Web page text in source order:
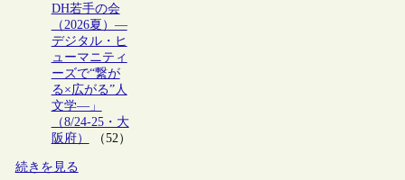
DH若手の会
（2026夏）―
デジタル・ヒ
ューマニティ
ーズで“繋が
る×広がる”人
文学―」
（8/24-25・大
阪府）
（52）
続きを見る